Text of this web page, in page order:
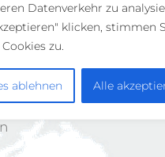
Datenverkehr zu
klicken, stimmen
zu.
ablehnen Alle
GmbH